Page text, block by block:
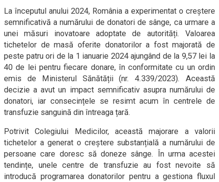
La începutul anului 2024, România a experimentat o creștere
semnificativă a numărului de donatori de sânge, ca urmare a
unei măsuri inovatoare adoptate de autorități. Valoarea
tichetelor de masă oferite donatorilor a fost majorată de
peste patru ori de la 1 ianuarie 2024 ajungând de la 9,57 lei la
40 de lei pentru fiecare donare, în conformitate cu un ordin
emis de Ministerul Sănătății (nr. 4.339/2023). Această
decizie a avut un impact semnificativ asupra numărului de
donatori, iar consecințele se resimt acum în centrele de
transfuzie sanguină din întreaga țară.
Potrivit Colegiului Medicilor, această majorare a valorii
tichetelor a generat o creștere substanțială a numărului de
persoane care doresc să doneze sânge. În urma acestei
tendințe, unele centre de transfuzie au fost nevoite să
introducă programarea donatorilor pentru a gestiona fluxul